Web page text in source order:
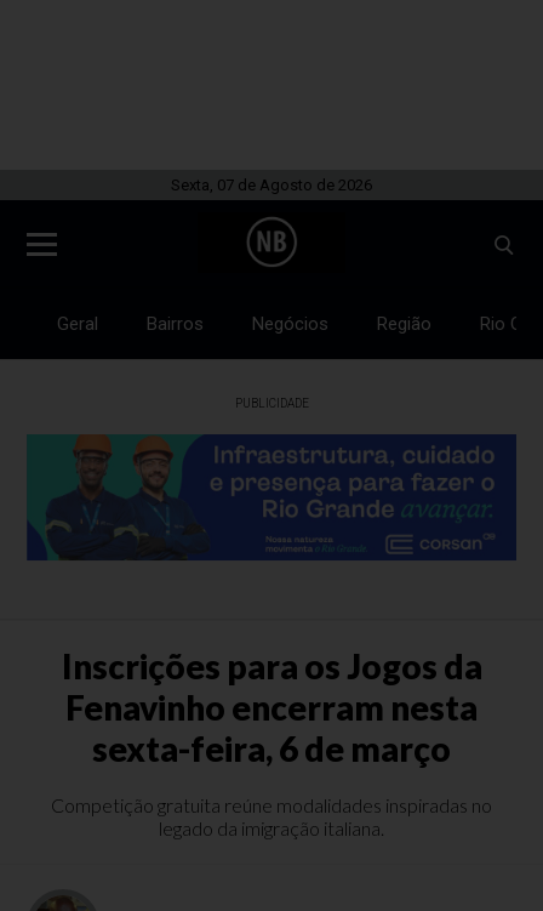
Sexta, 07 de Agosto de 2026
Geral Bairros Negócios Região Rio
PUBLICIDADE
Inscrições para os Jogos da
Fenavinho encerram nesta
sexta-feira, 6 de março
Competição gratuita reúne modalidades inspiradas no
legado da imigração italiana.